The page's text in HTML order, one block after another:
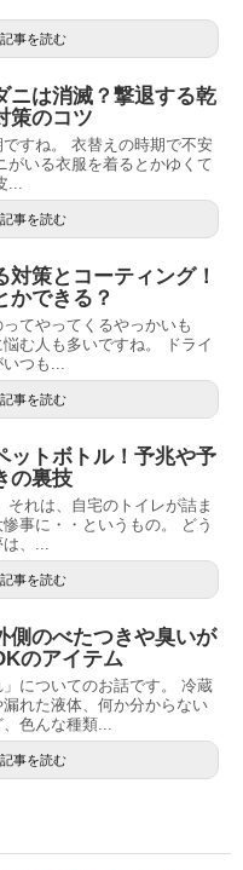
記事を読む
ニは消滅？撃退する乾
策のコツ
すね。 衣替えの時期で不安
がいる衣服を着るとかゆくて
記事を読む
策とコーティング！
かできる？
てやってくるやっかいも
む人も多いですね。 ドライ
つも...
記事を読む
ットボトル！予兆や予
の裏技
それは、自宅のトイレが詰ま
事に・・というもの。 どう
、...
記事を読む
側のべたつきや臭いが
のアイテム
についてのお話です。 冷蔵
れた液体、何か分からない
色んな種類...
記事を読む